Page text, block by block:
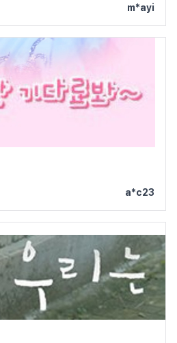
m*ayi
a*c23